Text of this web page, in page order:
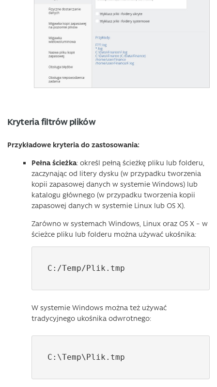
Kryteria filtrów plików
Przykładowe kryteria do zastosowania:
Pełna ścieżka: określ pełną ścieżkę pliku lub folderu,
zaczynając od litery dysku (w przypadku tworzenia
kopii zapasowej danych w systemie Windows) lub
katalogu głównego (w przypadku tworzenia kopii
zapasowej danych w systemie Linux lub OS X).
Zarówno w systemach Windows, Linux oraz OS X – w
ścieżce pliku lub folderu można używać ukośnika:
C:/Temp/Plik.tmp
W systemie Windows można też używać
tradycyjnego ukośnika odwrotnego:
C:\Temp\Plik.tmp